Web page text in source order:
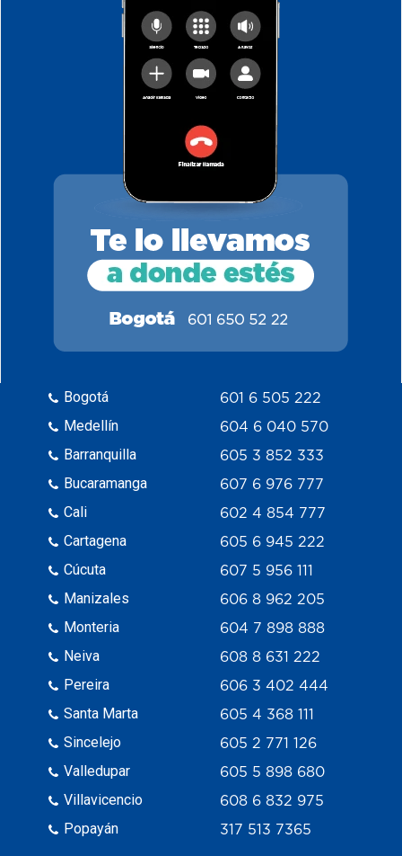
Bogotá
Medellín
Barranquilla
Bucaramanga
Cali
Cartagena
Cúcuta
Manizales
Monteria
Neiva
Pereira
Santa Marta
Sincelejo
Valledupar
Villavicencio
Popayán
601 6 505 222
604 6 040 570
605 3 852 333
607 6 976 777
602 4 854 777
605 6 945 222
607 5 956 111
606 8 962 205
604 7 898 888
608 8 631 222
606 3 402 444
605 4 368 111
605 2 771 126
605 5 898 680
608 6 832 975
317 513 7365